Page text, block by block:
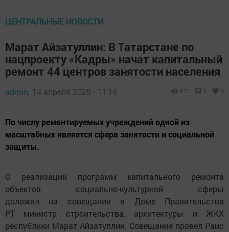
ЦЕНТРАЛЬНЫЕ НОВОСТИ
Марат Айзатуллин: В Татарстане по
нацпроекту «Кадры» начат капитальный
ремонт 44 центров занятости населения
admin, 14 апреля 2025 - 11:16 677 0 0
По числу ремонтируемых учреждений одной из
масштабных является сфера занятости и социальной
защиты.
О реализации программ капитального ремонта
объектов социально-культурной сферы
доложил на совещании в Доме Правительства
РТ министр строительства, архитектуры и ЖКХ
республики Марат Айзатуллин. Совещание провел Раис